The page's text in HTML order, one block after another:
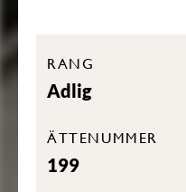
RANG
Adlig
ÄTTENUMMER
199